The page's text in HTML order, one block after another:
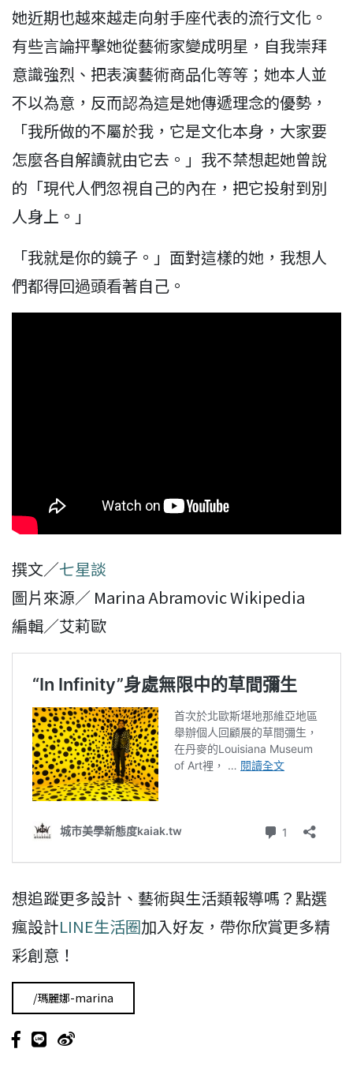
她近期也越來越走向射手座代表的流行文化。
有些言論抨擊她從藝術家變成明星，自我崇拜
意識強烈、把表演藝術商品化等等；她本人並
不以為意，反而認為這是她傳遞理念的優勢，
「我所做的不屬於我，它是文化本身，大家要
怎麼各自解讀就由它去。」我不禁想起她曾說
的「現代人們忽視自己的內在，把它投射到別
人身上。」
「我就是你的鏡子。」面對這樣的她，我想人
們都得回過頭看著自己。
撰文／七星談
圖片來源／ Marina Abramovic Wikipedia
編輯／艾莉歐
想追蹤更多設計、藝術與生活類報導嗎？點選
瘋設計LINE生活圈加入好友，帶你欣賞更多精
彩創意！
/瑪麗娜-marina